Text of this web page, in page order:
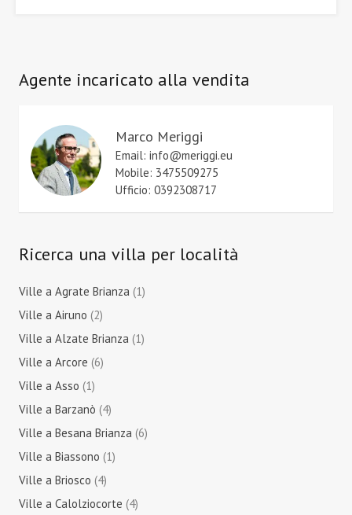
Agente incaricato alla vendita
Marco Meriggi
Email: info@meriggi.eu
Mobile: 3475509275
Ufficio: 0392308717
Ricerca una villa per località
Ville a Agrate Brianza (1)
Ville a Airuno (2)
Ville a Alzate Brianza (1)
Ville a Arcore (6)
Ville a Asso (1)
Ville a Barzanò (4)
Ville a Besana Brianza (6)
Ville a Biassono (1)
Ville a Briosco (4)
Ville a Calolziocorte (4)